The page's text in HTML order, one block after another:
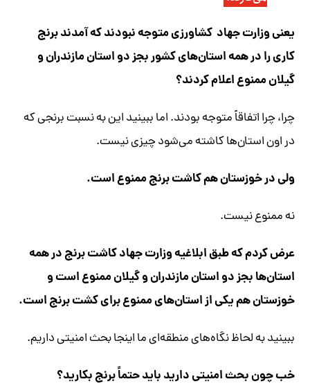
یعنی وزارت جهاد کشاورزی متوجه نبودند که آمدند برنج
کاری را در همه استان‌های کشور بجز دو استان مازندران و
گیلان ممنوع اعلام کردند؟
چرا، چرا اتفاقاً متوجه بودند. اما ببینید این به نسبت برنجی که
در اون استان‌ها کاشته می‌شود چیزی نیست.
ولی در خوزستان هم کاشت برنج ممنوع است.
نه ممنوع نیست.
عرض کردم که طبق ابلاغیه وزارت جهاد کاشت برنج در همه
استان‌ها بجز دو استان مازندران و گیلان ممنوع است و
خوزستان هم یکی از استان‌های ممنوع برای کشت برنج است.
ببینید به لحاظ نگاه‌های منطقه‌ای ما اینجا بحث امنیتی داریم.
خب چون بحث امنیتی دارید باید حتماً برنج بکارید؟